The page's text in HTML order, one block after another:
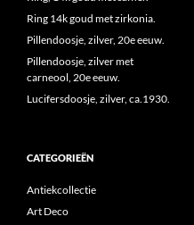
Ring 14k goud met zirkonia.
Pillendoosje, zilver, 20e eeuw.
Pillendoosje, zilver met
carneool, 20e eeuw.
Lucifersdoosje, zilver, ca.1930.
CATEGORIEËN
Antiekcollectie
Art Deco